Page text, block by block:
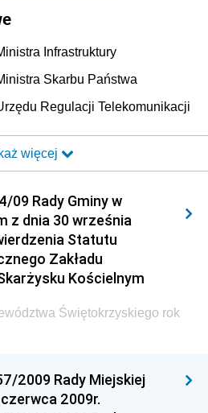
Infrastruktury
Skarbu Państwa
Regulacji Telekomunikacji
Transportu i Budownictwa
Spraw Wewnętrznych i
Transportu
Budownictwa
Nauki i Szkolnictwa
Urzędu Miar
Rolnictwa i Rozwoju Wsi
więcej
09 Rady Gminy w
z dnia 30 września
Statutu
Zakładu
Kościelnym
Świętokrzyskiego rok
2009 Rady Miejskiej
2009r.